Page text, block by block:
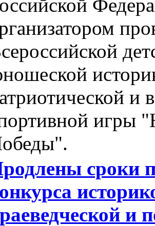
и
игры
сроки
и